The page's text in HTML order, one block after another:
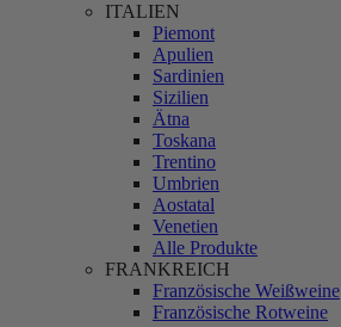
ITALIEN
Piemont
Apulien
Sardinien
Sizilien
Ätna
Toskana
Trentino
Umbrien
Aostatal
Venetien
Alle Produkte
FRANKREICH
Französische Weißweine
Französische Rotweine